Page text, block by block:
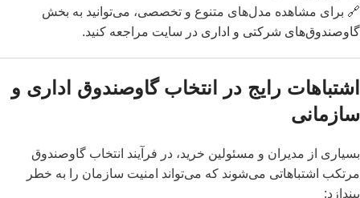
🔗 برای مشاهده مدل‌های متنوع و تخصصی، می‌توانید به بخش
گاوصندوق‌های شرکتی و اداری در سایت مراجعه کنید.
اشتباهات رایج در انتخاب گاوصندوق اداری و
سازمانی
بسیاری از مدیران و مسئولین خرید، در فرآیند انتخاب گاوصندوق
مرتکب اشتباهاتی می‌شوند که می‌تواند امنیت سازمان را به خطر
بیندازد: